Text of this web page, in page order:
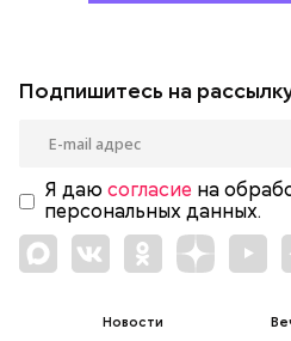
Подпишитесь на
Я даю согласие на
персональных данных.
Новости